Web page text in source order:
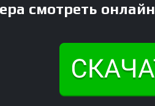
смотреть онлайн